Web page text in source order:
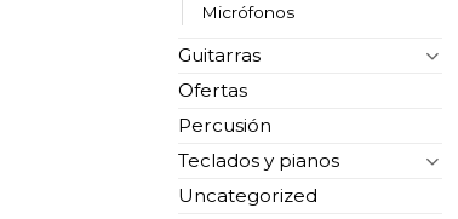
Micrófonos
Guitarras
Ofertas
Percusión
Teclados y pianos
Uncategorized